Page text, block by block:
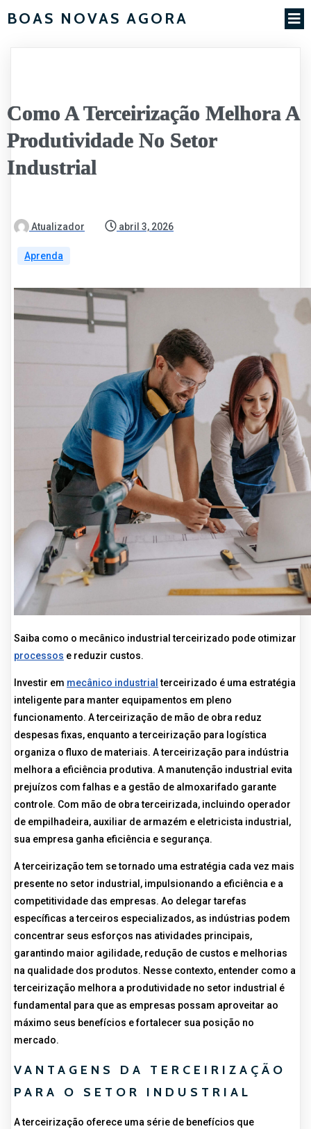
BOAS NOVAS AGORA
Como A Terceirização Melhora A
Produtividade No Setor
Industrial
Atualizador abril 3, 2026
Aprenda
Saiba como o mecânico industrial terceirizado pode otimizar
processos e reduzir custos.
Investir em mecânico industrialterceirizado é uma estratégia
inteligente para manter equipamentos em pleno
funcionamento. A terceirização de mão de obra reduz
despesas fixas, enquanto a terceirização para logística
organiza o fluxo de materiais. A terceirização para indústria
melhora a eficiência produtiva. A manutenção industrial evita
prejuízos com falhas e a gestão de almoxarifado garante
controle. Com mão de obra terceirizada, incluindo operador
de empilhadeira, auxiliar de armazém e eletricista industrial,
sua empresa ganha eficiência e segurança.
A terceirização tem se tornado uma estratégia cada vez mais
presente no setor industrial, impulsionando a eficiência e a
competitividade das empresas. Ao delegar tarefas
específicas a terceiros especializados, as indústrias podem
concentrar seus esforços nas atividades principais,
garantindo maior agilidade, redução de custos e melhorias
na qualidade dos produtos. Nesse contexto, entender como a
terceirização melhora a produtividade no setor industrial é
fundamental para que as empresas possam aproveitar ao
máximo seus benefícios e fortalecer sua posição no
mercado.
VANTAGENS DA TERCEIRIZAÇÃO
PARA O SETOR INDUSTRIAL
A terceirização oferece uma série de benefícios que